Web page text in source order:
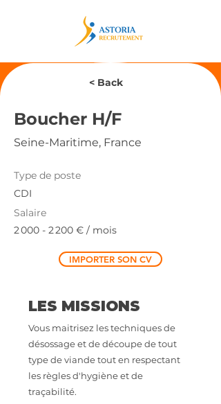
< Back
Boucher H/F
Seine-Maritime, France
Type de poste
CDI
Salaire
2 000 - 2 200 € / mois
IMPORTER SON CV
LES MISSIONS
Vous maitrisez les techniques de
désossage et de découpe de tout
type de viande tout en respectant
les règles d'hygiène et de
traçabilité.